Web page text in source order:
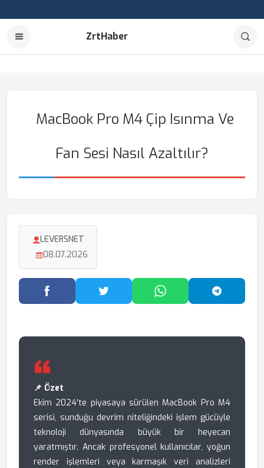
ZrtHaber
MacBook Pro M4 Çip Isınma Ve
Fan Sesi Nasıl Azaltılır?
LEVERSNET
08.07.2026
Facebook'ta PaylaşTwitter'da PaylaşWhatsApp'ta Paylaş
📌 Özet
Ekim 2024'te piyasaya sürülen MacBook Pro M4
serisi, sunduğu devrim niteliğindeki işlem gücüyle
teknoloji dünyasında büyük bir heyecan
yaratmıştır. Ancak profesyonel kullanıcılar, yoğun
render işlemleri veya karmaşık veri analizleri